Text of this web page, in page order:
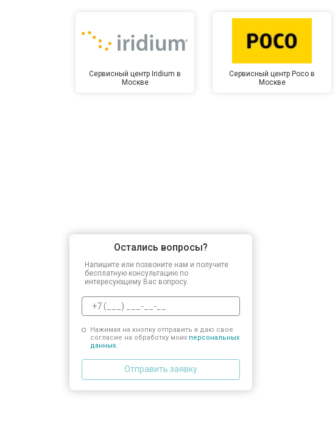
Сервисный центр Iridium в
Москве
Сервисный центр Poco в
Москве
Остались вопросы?
Напишите или позвоните нам и получите
бесплатную консультацию по
интересующему Вас вопросу.
Нажимая на кнопку отправить я даю свое
согласие на обработку моих персональных
данных.
Отправить заявку